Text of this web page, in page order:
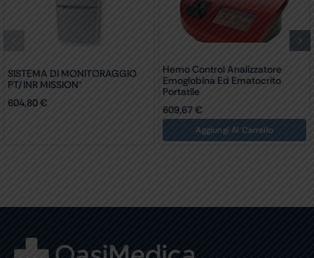
SISTEMA DI MONITORAGGIO
PT/INR MISSION®
604,80€
Hemo Control Analizzatore
Emoglobina Ed Ematocrito
Portatile
609,67€
Aggiungi Al Carrello